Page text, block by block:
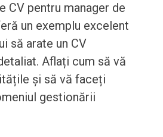
CV pentru manager de
un exemplu excelent
să arate un CV
Aflați cum să vă
și să vă faceți
gestionării